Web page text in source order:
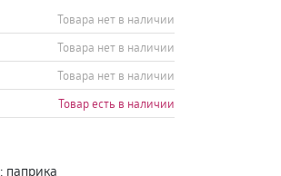
Товара нет в наличии
Товара нет в наличии
Товара нет в наличии
Товар есть в наличии
: паприка